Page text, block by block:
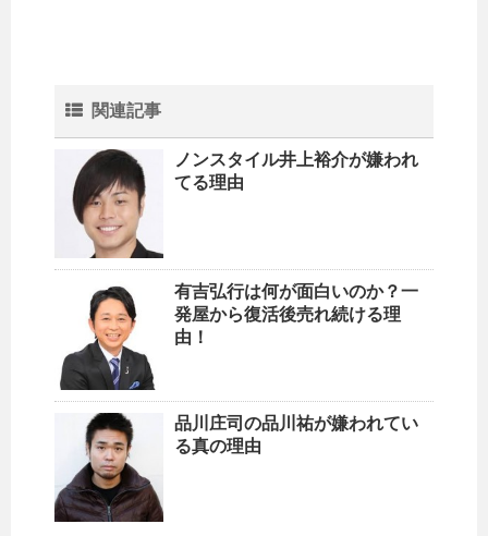
関連記事
ノンスタイル井上裕介が嫌われ
てる理由
有吉弘行は何が面白いのか？一
発屋から復活後売れ続ける理
由！
品川庄司の品川祐が嫌われてい
る真の理由